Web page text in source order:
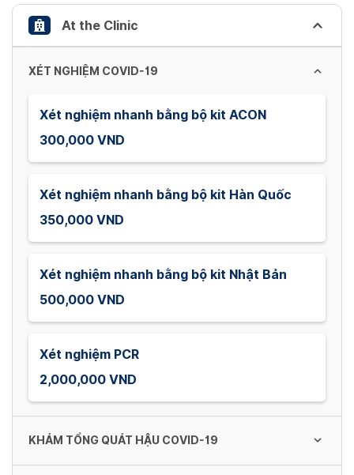
shortcuts
for
changing
dates.
At the Clinic
XÉT NGHIỆM COVID-19
Xét nghiệm nhanh bằng bộ kit ACON
300,000 VND
Xét nghiệm nhanh bằng bộ kit Hàn Quốc
350,000 VND
Xét nghiệm nhanh bằng bộ kit Nhật Bản
500,000 VND
Xét nghiệm PCR
2,000,000 VND
KHÁM TỔNG QUÁT HẬU COVID-19